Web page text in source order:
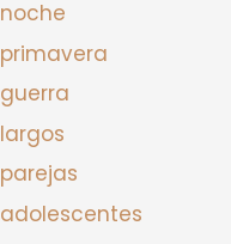
noche
primavera
guerra
largos
parejas
adolescentes